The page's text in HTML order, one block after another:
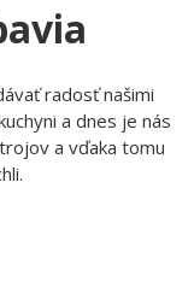
radosť našimi
a dnes je nás
a vďaka tomu